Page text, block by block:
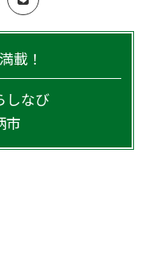
載！
しなび
市